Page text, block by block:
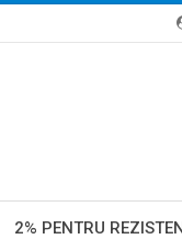
2% PENTRU